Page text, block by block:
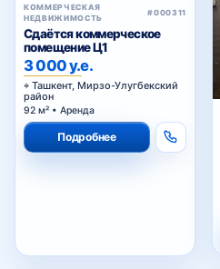
КОММЕРЧЕСКАЯ
НЕДВИЖИМОСТЬ
#000311
Сдаётся коммерческое
помещение Ц1
3 000 у.е.
Ташкент, Мирзо-Улугбекский
район
92 м² • Аренда
Подробнее